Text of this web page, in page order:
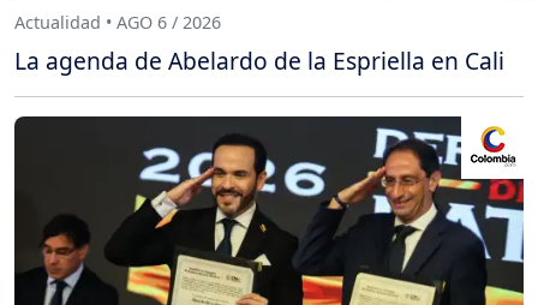
Actualidad • AGO 6 / 2026
La agenda de Abelardo de la Espriella en Cali